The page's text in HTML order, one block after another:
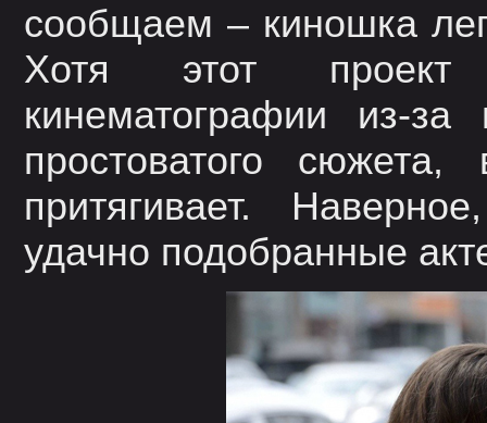
сообщаем – киношка
Хотя этот
кинематографии из-
простоватого
притягивает.
удачно подобранные